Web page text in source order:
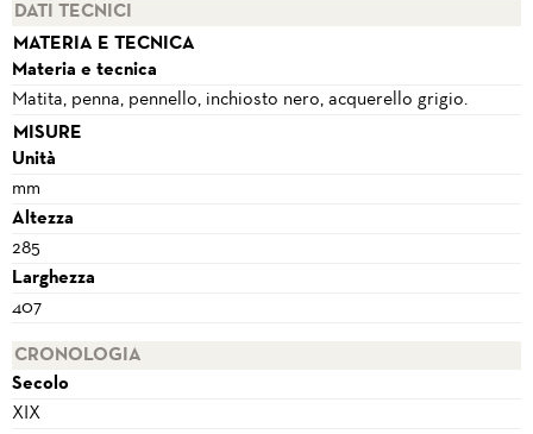
DATI TECNICI
MATERIA E TECNICA
Materia e tecnica
Matita, penna, pennello, inchiosto nero, acquerello grigio.
MISURE
Unità
mm
Altezza
285
Larghezza
407
CRONOLOGIA
Secolo
XIX